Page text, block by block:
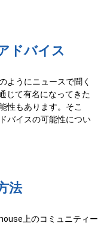
ドバイス
ようにニュースで聞く
じて有名になってきた
性もあります。そこ
バイスの可能性につい
法
上のコミュニティー